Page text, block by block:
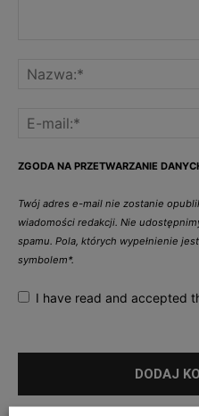
ZGODA NA PRZETWARZANIE
Twój adres e-mail nie zostanie
wiadomości redakcji. Nie
spamu. Pola, których wypełnienie
symbolem*.
I have read and accepted